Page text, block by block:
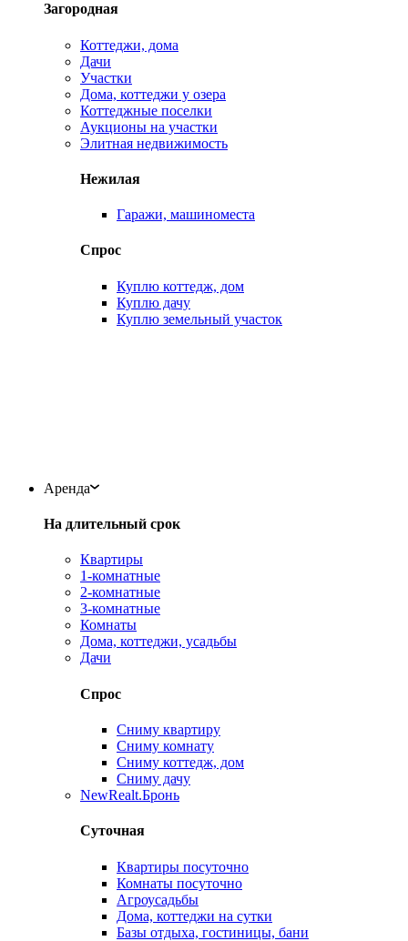
Загородная
Коттеджи, дома
Дачи
Участки
Дома, коттеджи у озера
Коттеджные поселки
Аукционы на участки
Элитная недвижимость
Нежилая
Гаражи, машиноместа
Спрос
Куплю коттедж, дом
Куплю дачу
Куплю земельный участок
Аренда
На длительный срок
Квартиры
1-комнатные
2-комнатные
3-комнатные
Комнаты
Дома, коттеджи, усадьбы
Дачи
Спрос
Сниму квартиру
Сниму комнату
Сниму коттедж, дом
Сниму дачу
NewRealt.Бронь
Суточная
Квартиры посуточно
Комнаты посуточно
Агроусадьбы
Дома, коттеджи на сутки
Базы отдыха, гостиницы, бани